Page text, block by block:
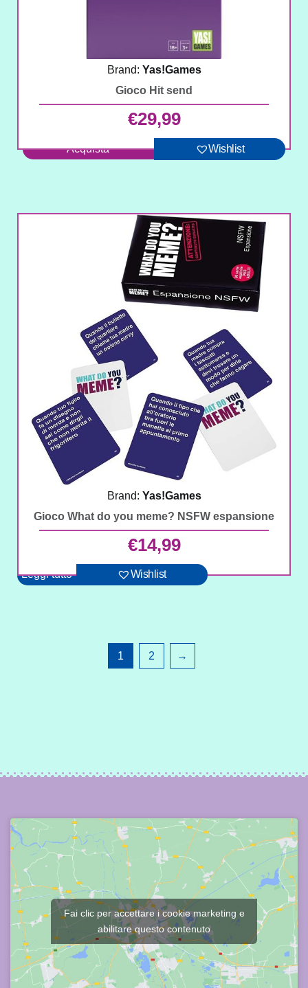
Brand: Yas!Games
Gioco Hit send
€29,99
Acquista Wishlist
Brand: Yas!Games
Gioco What do you meme? NSFW espansione
€14,99
Leggi tutto Wishlist
1 2 →
Fai clic per accettare i cookie marketing e
abilitare questo contenuto